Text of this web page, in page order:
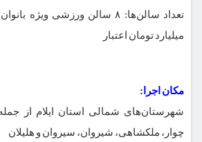
میلیارد تومان اعتبار
مکان اجرا:
شهرستان‌های شمالی استان ایلام از جمله
چوار، ملکشاهی، شیروان، سیروان و هلیلان